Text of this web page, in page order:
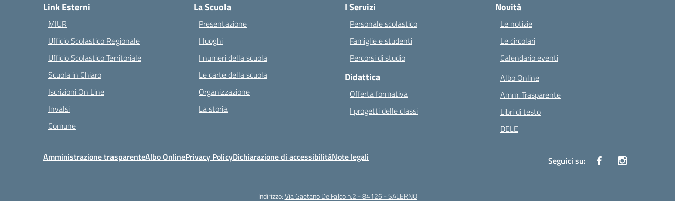
Link Esterni
MIUR
Ufficio Scolastico Regionale
Ufficio Scolastico Territoriale
Scuola in Chiaro
Iscrizioni On Line
Invalsi
Comune
La Scuola
Presentazione
I luoghi
I numeri della scuola
Le carte della scuola
Organizzazione
La storia
I Servizi
Personale scolastico
Famiglie e studenti
Percorsi di studio
Didattica
Offerta formativa
I progetti delle classi
Novità
Le notizie
Le circolari
Calendario eventi
Albo Online
Amm. Trasparente
Libri di testo
DELE
Amministrazione trasparenteAlbo OnlinePrivacy PolicyDichiarazione di accessibilitàNote legali Seguici su:
Indirizzo:Via Gaetano De Falco n.2 - 84126 - SALERNO